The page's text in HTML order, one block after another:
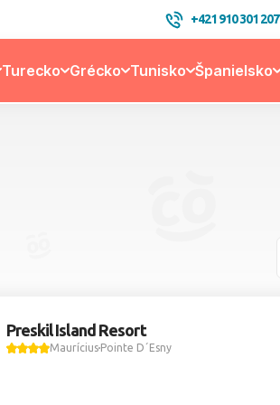
+421 910 301 207
Turecko Grécko Tunisko Španielsko
Preskil Island Resort
MauríciusPointe D´Esny